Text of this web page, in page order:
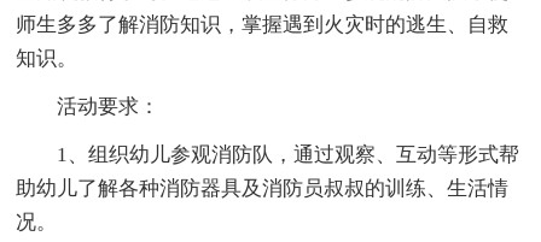
师生多多了解消防知识，掌握遇到火灾时的逃生、自救
知识。
活动要求：
1、组织幼儿参观消防队，通过观察、互动等形式帮
助幼儿了解各种消防器具及消防员叔叔的训练、生活情
况。